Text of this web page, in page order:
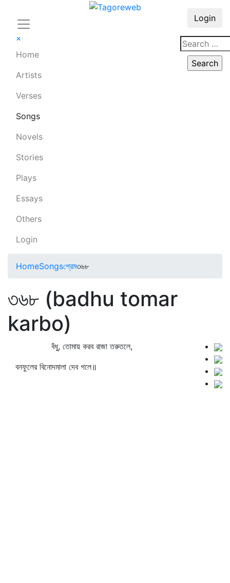
×
Home
Artists
Verses
Songs
Novels
Stories
Plays
Essays
Others
Login
Login
HomeSongsপ্রেম৩৬৮
৩৬৮ (badhu tomar
karbo)
বঁধু, তোমায় করব রাজা তরুতলে,
বনফুলের বিনোদমালা দেব গলে॥